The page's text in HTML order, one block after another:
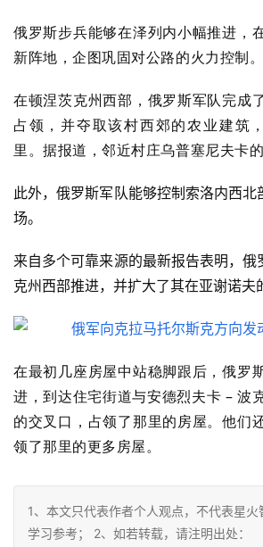
俄罗斯步兵能够在泽列内小幅推进，
新阵地，企图巩固对公路的火力控制。
在顿涅茨克州西部，俄罗斯军队完成
占领，并夺取该村西郊的农业建筑
里。据报道，邻近村庄乌普塞尼夫卡的
此外，俄罗斯军队能够控制索洛内西北
场。
来自多个可靠来源的最新报告表明，俄
克州西部推进，并扩大了其在亚谢诺夫
在最初几座房屋中站稳脚跟后，俄罗
进，到达住宅街道与安德烈夫卡 – 波
的交叉口，占领了那里的房屋。他们
领了那里的更多房屋。
1、本文只代表作者个人观点，不代表星
学习参考； 2、如若转载，请注明出处：